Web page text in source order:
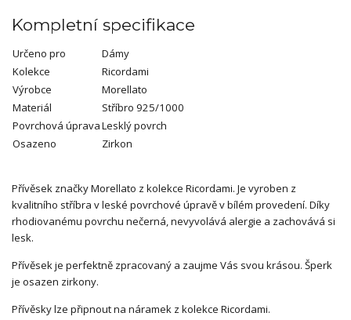
Kompletní specifikace
Určeno pro
Dámy
Kolekce
Ricordami
Výrobce
Morellato
Materiál
Stříbro 925/1000
Povrchová úpravaLesklý povrch
Osazeno
Zirkon
Přívěsek značky Morellato z kolekce Ricordami. Je vyroben z
kvalitního stříbra v leské povrchové úpravě v bílém provedení. Díky
rhodiovanému povrchu nečerná, nevyvolává alergie a zachovává si
lesk.
Přívěsek je perfektně zpracovaný a zaujme Vás svou krásou. Šperk
je osazen zirkony.
Přívěsky lze připnout na náramek z kolekce Ricordami.